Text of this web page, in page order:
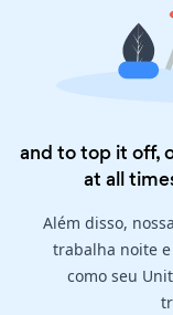
and to top it off,
at all
Além disso,
trabalha noite
como seu